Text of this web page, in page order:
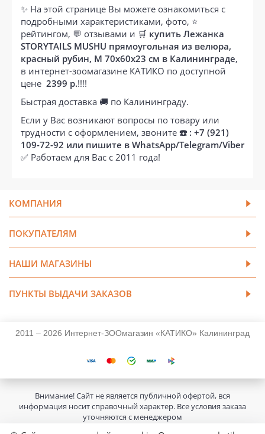
✨ На этой странице Вы можете ознакомиться с
подробными характеристиками, фото, ⭐
рейтингом, 💬 отзывами и 🛒 купить Лежанка
STORYTAILS MUSHU прямоугольная из велюра,
красный рубин, M 70x60x23 см в Калининграде,
в интернет-зоомагазине КАТИКО по доступной
цене 2399 р.!!!!
Быстрая доставка 🚚 по Калининграду.
Если у Вас возникают вопросы по товару или
трудности с оформлением, звоните ☎️ : +7 (921)
109-72-92 или пишите в WhatsApp/Telegram/Viber
✅ Работаем для Вас с 2011 года!
КОМПАНИЯ
ПОКУПАТЕЛЯМ
НАШИ МАГАЗИНЫ
ПУНКТЫ ВЫДАЧИ ЗАКАЗОВ
2011 – 2026 Интернет-ЗООмагазин «КАТИКО» Калининград
Внимание! Сайт не является публичной офертой, вся
информация носит справочный характер. Все условия заказа
уточняются с менеджером